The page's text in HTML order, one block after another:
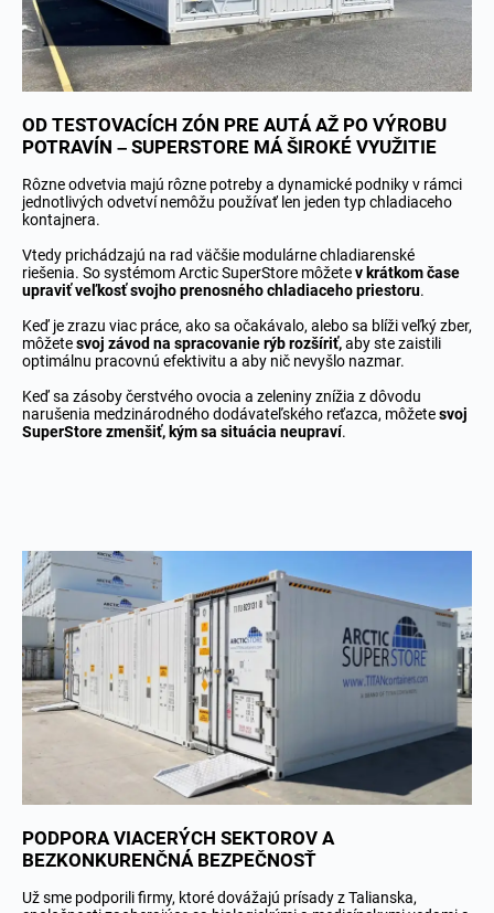
OD TESTOVACÍCH ZÓN PRE AUTÁ AŽ PO VÝROBU
POTRAVÍN – SUPERSTORE MÁ ŠIROKÉ VYUŽITIE
Rôzne odvetvia majú rôzne potreby a dynamické podniky v rámci
jednotlivých odvetví nemôžu používať len jeden typ chladiaceho
kontajnera.
Vtedy prichádzajú na rad väčšie modulárne chladiarenské
riešenia. So systémom Arctic SuperStore môžetev krátkom čase
upraviť veľkosť svojho prenosného chladiaceho priestoru.
Keď je zrazu viac práce, ako sa očakávalo, alebo sa blíži veľký zber,
môžetesvoj závod na spracovanie rýb rozšíriť,aby ste zaistili
optimálnu pracovnú efektivitu a aby nič nevyšlo nazmar.
Keď sa zásoby čerstvého ovocia a zeleniny znížia z dôvodu
narušenia medzinárodného dodávateľského reťazca, môžetesvoj
SuperStore zmenšiť, kým sa situácia neupraví.
PODPORA VIACERÝCH SEKTOROV A
BEZKONKURENČNÁ BEZPEČNOSŤ
Už sme podporili firmy, ktoré dovážajú prísady z Talianska,